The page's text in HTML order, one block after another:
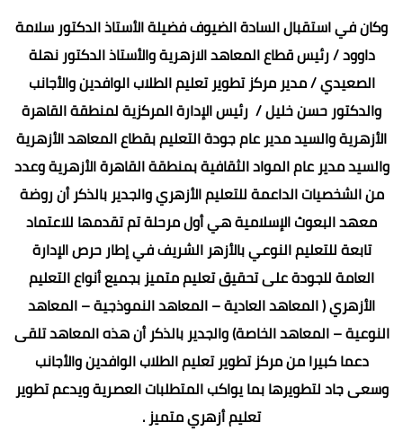
وكان في استقبال السادة الضيوف فضيلة الأستاذ الدكتور سلامة
داوود / رئيس قطاع المعاهد الازهرية والأستاذ الدكتور نهلة
الصعيدي / مدير مركز تطوير تعليم الطلاب الوافدين والأجانب
والدكتور حسن خليل / رئيس الإدارة المركزية لمنطقة القاهرة
الأزهرية والسيد مدير عام جودة التعليم بقطاع المعاهد الأزهرية
والسيد مدير عام المواد الثقافية بمنطقة القاهرة الأزهرية وعدد
من الشخصيات الداعمة للتعليم الأزهري والجدير بالذكر أن روضة
معهد البعوث الإسلامية هي أول مرحلة تم تقدمها للاعتماد
تابعة للتعليم النوعي بالأزهر الشريف في إطار حرص الإدارة
العامة للجودة على تحقيق تعليم متميز بجميع أنواع التعليم
الأزهري ( المعاهد العادية – المعاهد النموذجية – المعاهد
النوعية – المعاهد الخاصة) والجدير بالذكر أن هذه المعاهد تلقى
دعما كبيرا من مركز تطوير تعليم الطلاب الوافدين والأجانب
وسعى جاد لتطويرها بما يواكب المتطلبات العصرية ويدعم تطوير
تعليم أزهري متميز .